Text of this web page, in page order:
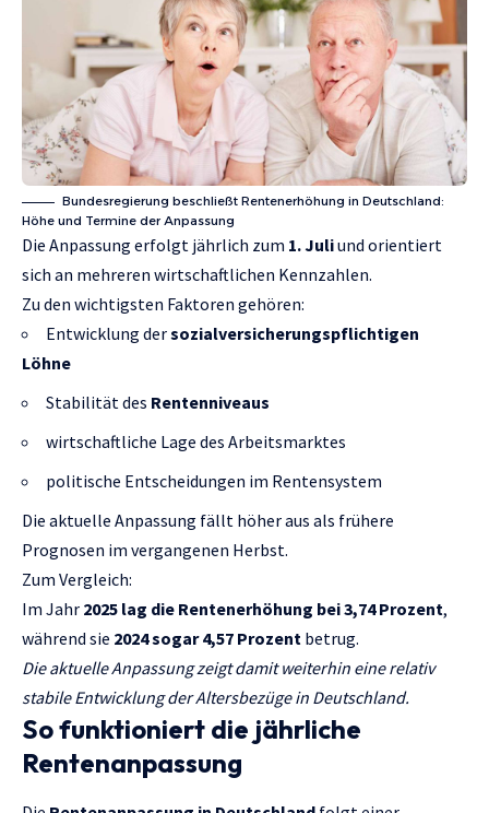
Bundesregierung beschließt Rentenerhöhung in Deutschland:
Höhe und Termine der Anpassung
Die Anpassung erfolgt jährlich zum 1. Juliund orientiert
sich an mehreren wirtschaftlichen Kennzahlen.
Zu den wichtigsten Faktoren gehören:
Entwicklung dersozialversicherungspflichtigen
Löhne
Stabilität des Rentenniveaus
wirtschaftliche Lage des Arbeitsmarktes
politische Entscheidungen im Rentensystem
Die aktuelle Anpassung fällt höher aus als frühere
Prognosen im vergangenen Herbst.
Zum Vergleich:
Im Jahr 2025 lag die Rentenerhöhung bei 3,74 Prozent,
während sie 2024 sogar 4,57 Prozent betrug.
Die aktuelle Anpassung zeigt damit weiterhin eine relativ
stabile Entwicklung der Altersbezüge in Deutschland.
So funktioniert die jährliche
Rentenanpassung